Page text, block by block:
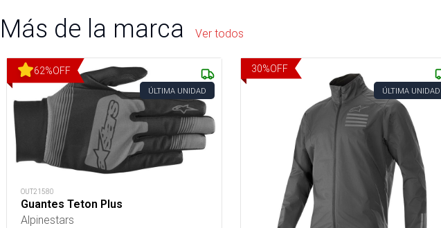
Más de la marca Ver todos
62%OFF
ÚLTIMA UNIDAD
OUT21580
Guantes Teton Plus
Alpinestars
30%OFF
ÚLTIMA UNIDAD